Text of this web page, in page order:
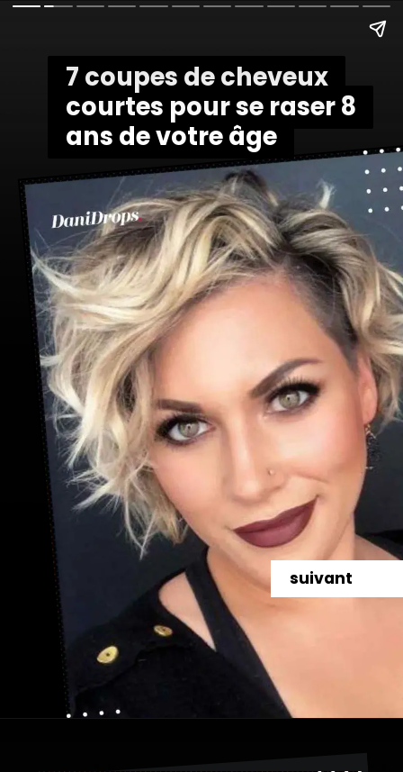
7 coupes de cheveux
courtes pour se raser 8
ans de votre âge
7 coupes de cheveux
courtes pour se raser 8
ans de votre âge
suivant